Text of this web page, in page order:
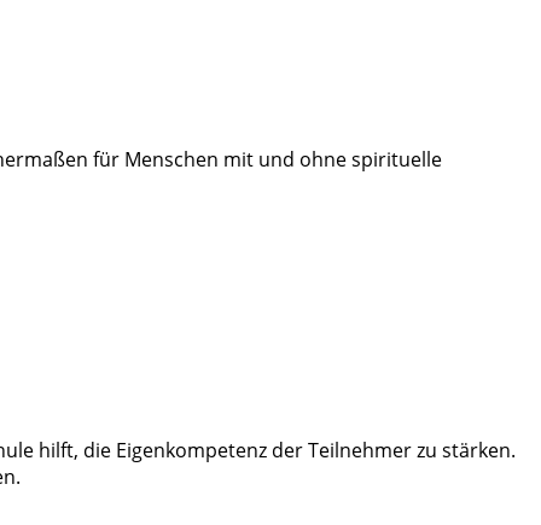
für Menschen mit und ohne spirituelle
hilft, die Eigenkompetenz der Teilnehmer zu stärken.